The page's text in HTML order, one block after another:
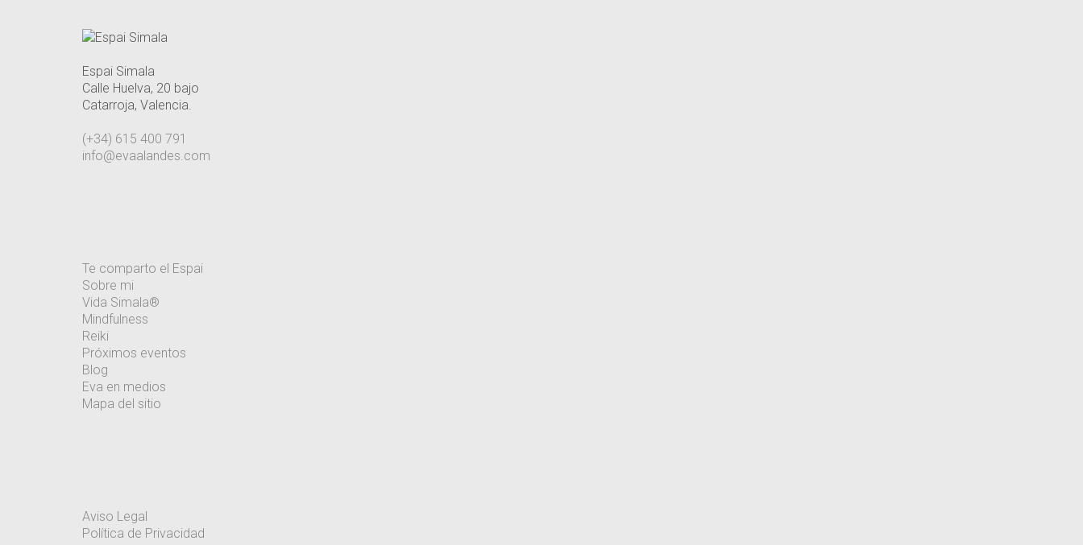
Espai Simala
Calle Huelva, 20 bajo
Catarroja, Valencia.
(+34) 615 400 791
info@evaalandes.com
Te comparto el Espai
Sobre mi
Vida Simala®
Mindfulness
Reiki
Próximos eventos
Blog
Eva en medios
Mapa del sitio
Aviso Legal
Política de Privacidad